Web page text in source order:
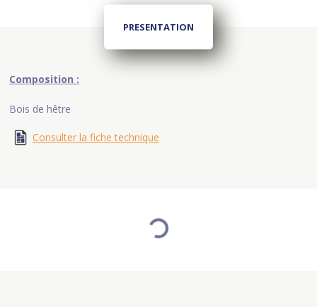
PRESENTATION
Composition :
Bois de hêtre
Consulter la fiche technique